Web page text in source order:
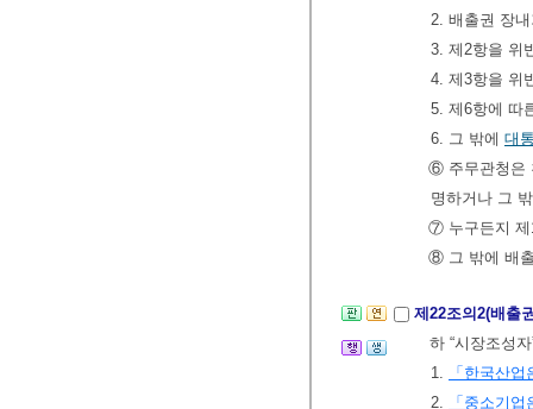
2. 배출권 장
3. 제2항을 위
4. 제3항을 위
5. 제6항에 따
6. 그 밖에 대
⑥ 주무관청은
명하거나 그
⑦ 누구든지 제
⑧ 그 밖에 배
제22조의2(배출
하 “시장조성
1.
「한국산
2.
「중소기